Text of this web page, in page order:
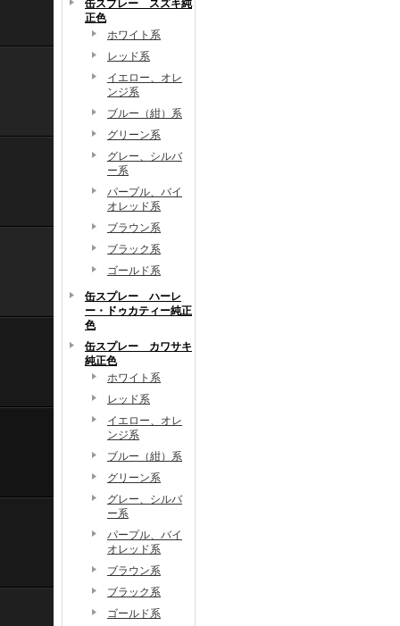
缶スプレー スズキ純
正色
ホワイト系
レッド系
イエロー、オレ
ンジ系
ブルー（紺）系
グリーン系
グレー、シルバ
ー系
パープル、バイ
オレッド系
ブラウン系
ブラック系
ゴールド系
缶スプレー ハーレ
ー・ドゥカティー純正
色
缶スプレー カワサキ
純正色
ホワイト系
レッド系
イエロー、オレ
ンジ系
ブルー（紺）系
グリーン系
グレー、シルバ
ー系
パープル、バイ
オレッド系
ブラウン系
ブラック系
ゴールド系